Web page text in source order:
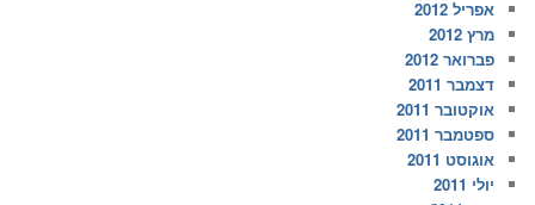
אפריל 2012
מרץ 2012
פברואר 2012
דצמבר 2011
אוקטובר 2011
ספטמבר 2011
אוגוסט 2011
יולי 2011